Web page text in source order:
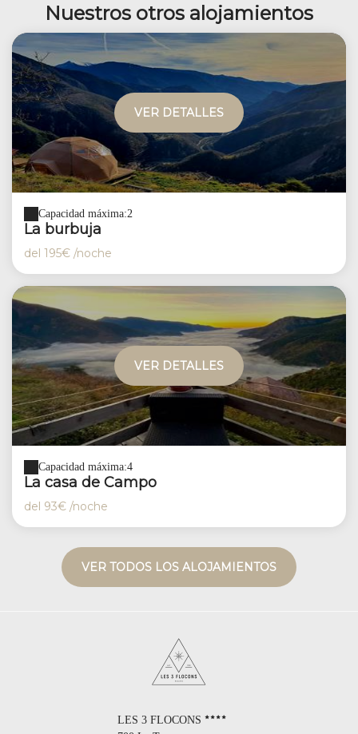
Nuestros otros alojamientos
VER DETALLES
Capacidad máxima:2
La burbuja
del 195€ /noche
VER DETALLES
Capacidad máxima:4
La casa de Campo
del 93€ /noche
VER TODOS LOS ALOJAMIENTOS
LES 3 FLOCONS